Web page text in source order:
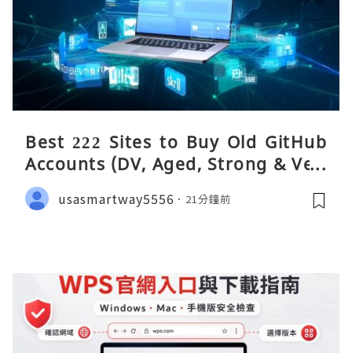
Best 222 Sites to Buy Old GitHub
Accounts (DV, Aged, Strong & Veri
fied)
usasmartway5556 21分鐘前